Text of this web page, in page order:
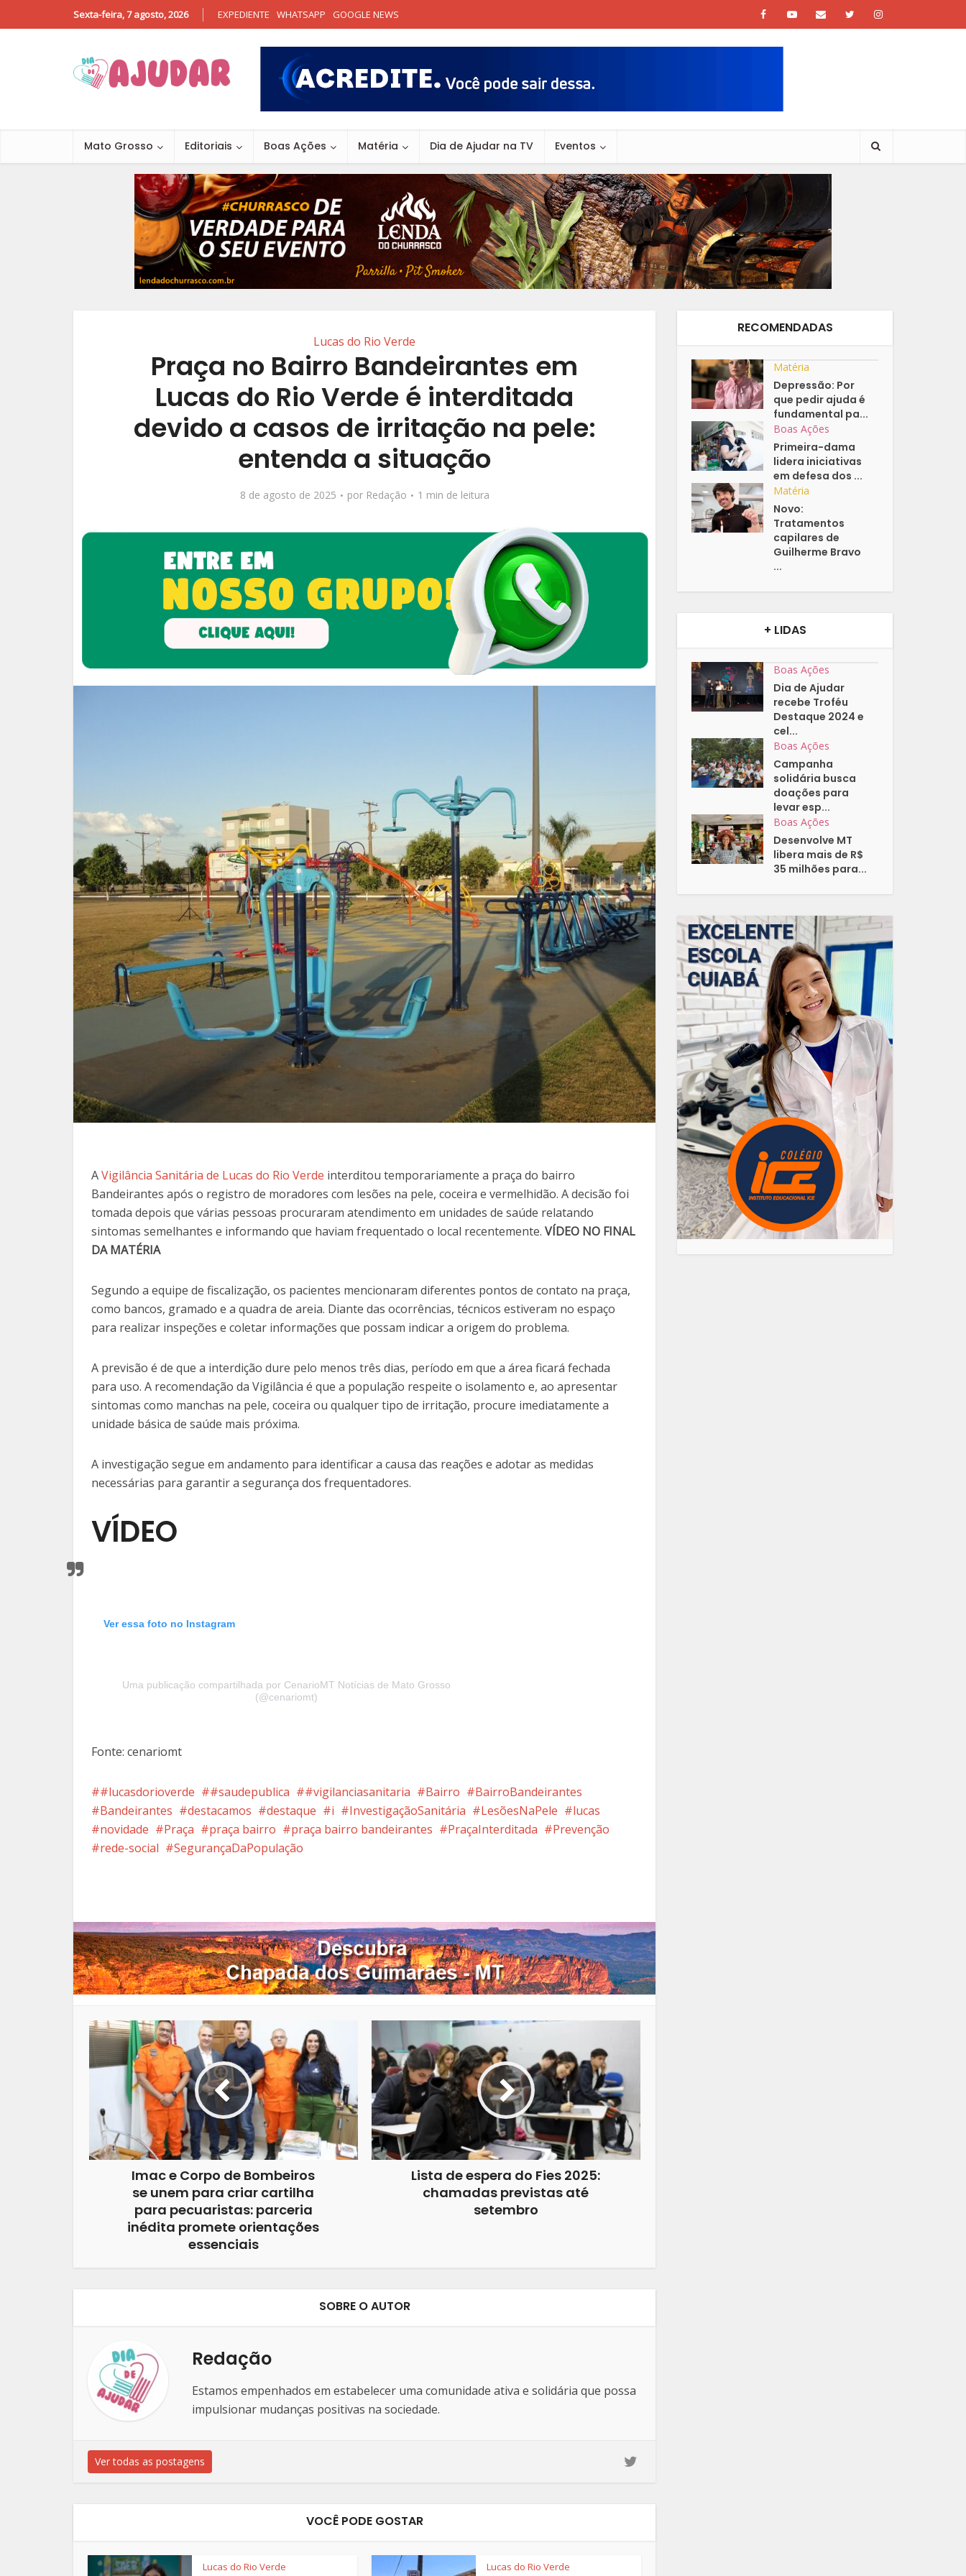
Sexta-feira, 7 agosto, 2026 EXPEDIENTE WHATSAPP GOOGLE NEWS
Mato Grosso Editoriais Boas Ações Matéria Dia de Ajudar na TV Eventos
Lucas do Rio Verde
Praça no Bairro Bandeirantes em
Lucas do Rio Verde é interditada
devido a casos de irritação na pele:
entenda a situação
8 de agosto de 2025 por Redação 1 min de leitura
AVigilância Sanitária de Lucas do Rio Verde interditou temporariamente a praça do bairro
Bandeirantes após o registro de moradores com lesões na pele, coceira e vermelhidão. A decisão foi
tomada depois que várias pessoas procuraram atendimento em unidades de saúde relatando
sintomas semelhantes e informando que haviam frequentado o local recentemente. VÍDEO NO FINAL
DA MATÉRIA
Segundo a equipe de fiscalização, os pacientes mencionaram diferentes pontos de contato na praça,
como bancos, gramado e a quadra de areia. Diante das ocorrências, técnicos estiveram no espaço
para realizar inspeções e coletar informações que possam indicar a origem do problema.
A previsão é de que a interdição dure pelo menos três dias, período em que a área ficará fechada
para uso. A recomendação da Vigilância é que a população respeite o isolamento e, ao apresentar
sintomas como manchas na pele, coceira ou qualquer tipo de irritação, procure imediatamente a
unidade básica de saúde mais próxima.
A investigação segue em andamento para identificar a causa das reações e adotar as medidas
necessárias para garantir a segurança dos frequentadores.
VÍDEO
Ver essa foto no Instagram
Uma publicação compartilhada por CenarioMT Notícias de Mato Grosso
(@cenariomt)
Fonte: cenariomt
#lucasdorioverde #saudepublica #vigilanciasanitaria Bairro
BairroBandeirantes
Bandeirantes
destacamos destaque i InvestigaçãoSanitária LesõesNaPele
lucas
novidade
Praça praça bairro praça bairro bandeirantes PraçaInterditada
Prevenção
rede-social
SegurançaDaPopulação
Imac e Corpo de Bombeiros
se unem para criar cartilha
para pecuaristas: parceria
inédita promete orientações
essenciais
Lista de espera do Fies 2025:
chamadas previstas até
setembro
SOBRE O AUTOR
Redação
Estamos empenhados em estabelecer uma comunidade ativa e solidária que possa
impulsionar mudanças positivas na sociedade.
Ver todas as postagens
VOCÊ PODE GOSTAR
Lucas do Rio Verde Lucas do Rio Verde
RECOMENDADAS
Matéria
Depressão: Por
que pedir ajuda é
fundamental pa...
Boas Ações
Primeira-dama
lidera iniciativas
em defesa dos ...
Matéria
Novo:
Tratamentos
capilares de
Guilherme Bravo
...
+ LIDAS
Boas Ações
Dia de Ajudar
recebe Troféu
Destaque 2024 e
cel...
Boas Ações
Campanha
solidária busca
doações para
levar esp...
Boas Ações
Desenvolve MT
libera mais de R$
35 milhões para...